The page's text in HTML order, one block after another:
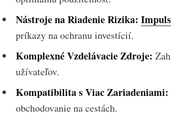
Nástroje na Riadenie Rizika:
príkazy na ochranu investícií.
Komplexné Vzdelávacie Zdroje:
užívateľov.
Kompatibilita s Viac Zariadeniami:
obchodovanie na cestách.